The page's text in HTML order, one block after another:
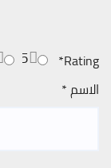
Rating
*
5
الاسم*